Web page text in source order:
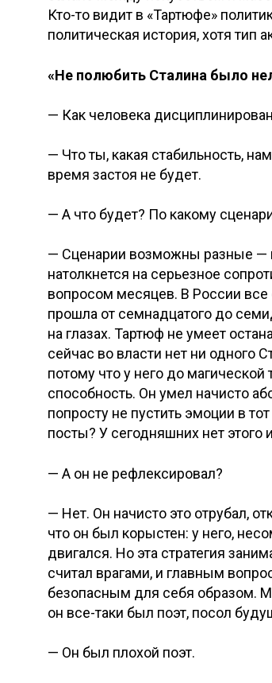
Кто-то видит в «Тартюфе»
политическая история, хотя
«Не полюбить Сталина было
— Как человека
— Что ты, какая стабильность,
время застоя не будет.
— А что будет? По какому
— Сценарии возможны разные —
натолкнется на серьезное
вопросом месяцев. В России все
прошла от семнадцатого до
на глазах. Тартюф не умеет
сейчас во власти нет ни одного
потому что у него до
способность. Он умел начисто
попросту не пустить эмоции в
посты? У сегодняшних нет
— А он не рефлексировал?
— Нет. Он начисто это отрубал,
что он был корыстен: у него,
двигался. Но эта стратегия
считал врагами, и главным
безопасным для себя образом.
он все-таки был поэт, посол
— Он был плохой поэт.